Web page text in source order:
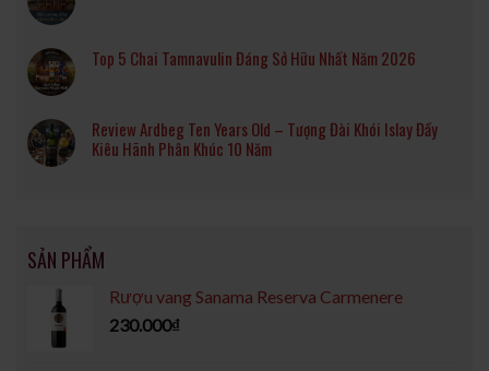
Top 5 Chai Tamnavulin Đáng Sở Hữu Nhất Năm 2026
Review Ardbeg Ten Years Old – Tượng Đài Khói Islay Đầy
Kiêu Hãnh Phân Khúc 10 Năm
SẢN PHẨM
Rượu vang Sanama Reserva Carmenere
230.000₫